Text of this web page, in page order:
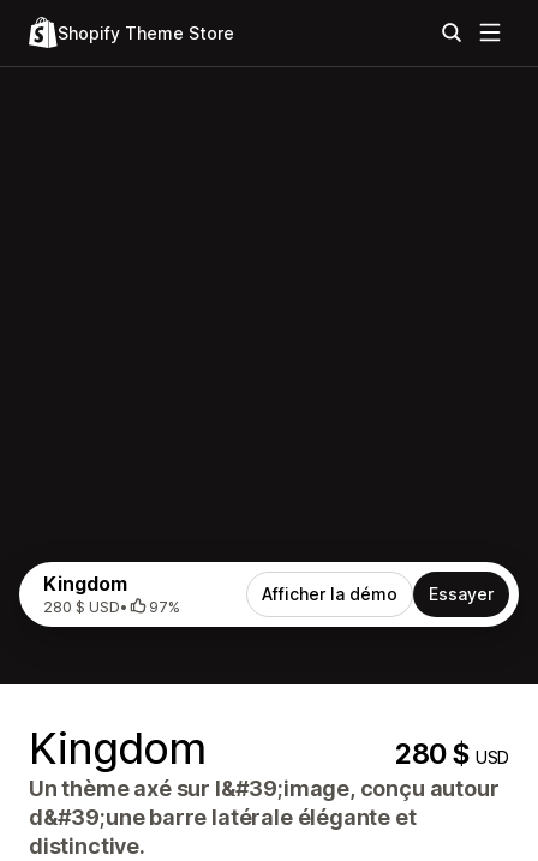
Shopify Theme Store
Kingdom
280 $ USD• 97%
Afficher la démo Essayer
Kingdom 280 $USD
Un thème axé sur l&#39;image, conçu autour
d&#39;une barre latérale élégante et
distinctive.